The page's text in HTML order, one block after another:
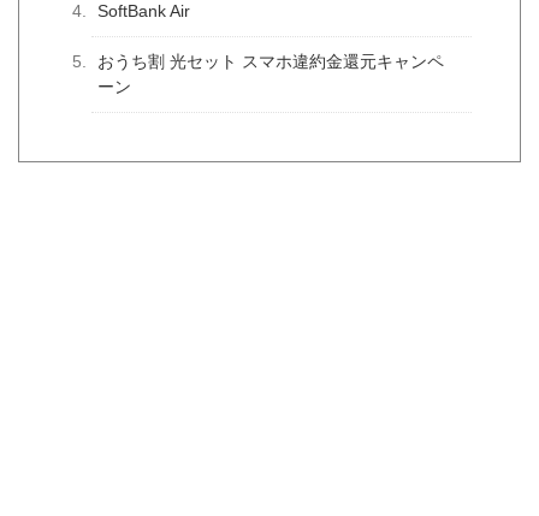
SoftBank Air
おうち割 光セット スマホ違約金還元キャンペ
ーン